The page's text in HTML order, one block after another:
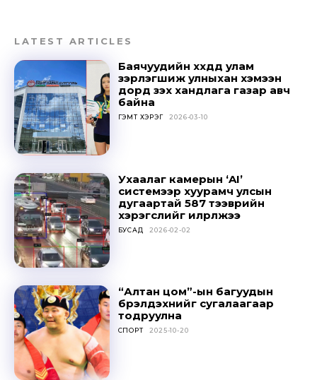
Don't miss
LATEST ARTICLES
Баячуудийн хүүхдүүд улам
зэрлэгшиж улныхан хэмээн
дорд үзэх хандлага газар авч
байна
ГЭМТ ХЭРЭГ 2026-03-10
Ухаалаг камерын ‘AI’
системээр хуурамч улсын
дугаартай 587 тээврийн
хэрэгслийг илрүүлжээ
БУСАД 2026-02-02
“Алтан цом”-ын багуудын
бүрэлдэхүүнийг сугалаагаар
тодруулна
СПОРТ 2025-10-20